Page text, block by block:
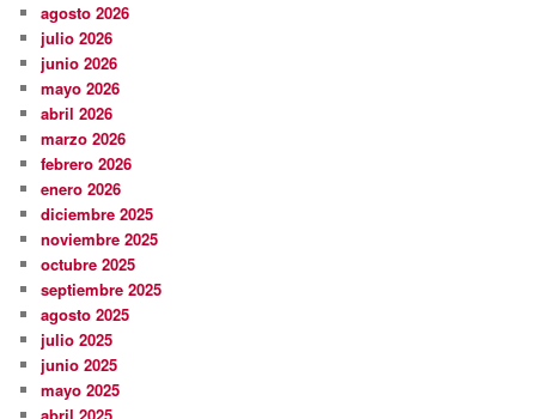
agosto 2026
julio 2026
junio 2026
mayo 2026
abril 2026
marzo 2026
febrero 2026
enero 2026
diciembre 2025
noviembre 2025
octubre 2025
septiembre 2025
agosto 2025
julio 2025
junio 2025
mayo 2025